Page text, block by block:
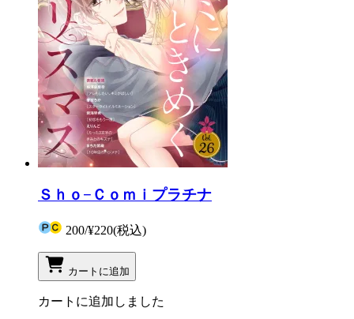
Ｓｈｏ−Ｃｏｍｉプラチナ
200/¥220(税込)
カートに追加
カートに追加しました